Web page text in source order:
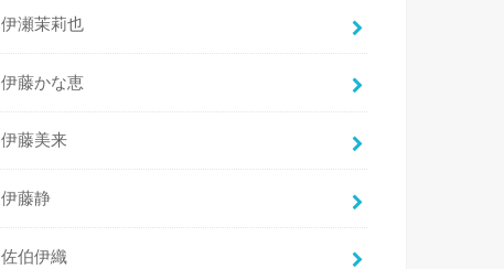
伊瀬茉莉也
伊藤かな恵
伊藤美来
伊藤静
佐伯伊織